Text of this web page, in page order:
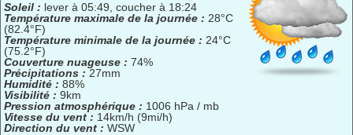
Soleil : lever à 05:49, coucher à 18:24
Température maximale de la journée : 28°C
(82.4°F)
Température minimale de la journée : 24°C
(75.2°F)
Couverture nuageuse : 74%
Précipitations : 27mm
Humidité : 88%
Visibilité : 9km
Pression atmosphérique : 1006 hPa / mb
Vitesse du vent : 14km/h (9mi/h)
Direction du vent : WSW